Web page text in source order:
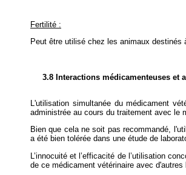
Fertilité :
Peut être utilisé chez les animaux destinés
3.8 Interactions médicamenteuses et
L'utilisation simultanée du médicament
administrée au cours du traitement avec le
Bien que cela ne soit pas recommandé,
a été bien tolérée dans une étude de
L’innocuité et l’efficacité de l’utilisation
de ce médicament vétérinaire avec